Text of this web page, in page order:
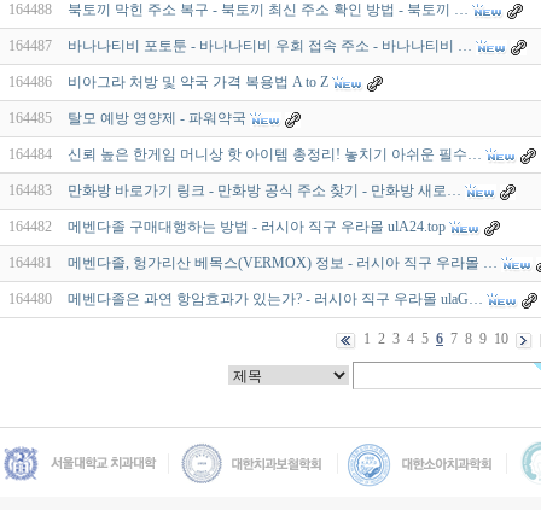
164488 북토끼 막힌 주소 복구 - 북토끼 최신 주소 확인 방법 - 북토끼 …
164487 바나나티비 포토툰 - 바나나티비 우회 접속 주소 - 바나나티비 …
164486 비아그라 처방 및 약국 가격 복용법 A to Z
164485 탈모 예방 영양제 - 파워약국
164484 신뢰 높은 한게임 머니상 핫 아이템 총정리! 놓치기 아쉬운 필수…
164483 만화방 바로가기 링크 - 만화방 공식 주소 찾기 - 만화방 새로…
164482 메벤다졸 구매대행하는 방법 - 러시아 직구 우라몰 ulA24.top
164481 메벤다졸, 헝가리산 베목스(VERMOX) 정보 - 러시아 직구 우라몰 …
164480 메벤다졸은 과연 항암효과가 있는가? - 러시아 직구 우라몰 ulaG…
1 2 3 4 5 6 7 8 9 10